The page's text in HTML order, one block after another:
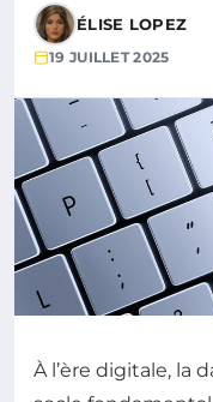
ÉLISE LOPEZ
19 JUILLET 2025
À l’ère digitale, la